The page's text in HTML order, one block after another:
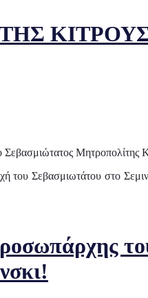
Μητροπολίτης
του Σεβασμιωτάτου στο